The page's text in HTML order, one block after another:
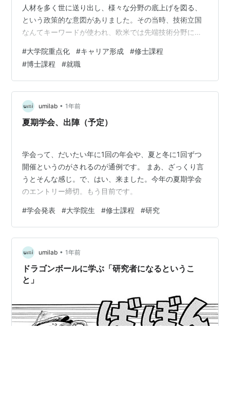
人材を多く世に送り出し、様々な分野の底上げを図る、
という政策的な意図がありました。その当時、技術立国
なんてキーワードが使われ、欧米では先端技術分野にお
憶しています。そこだけ聞くと、まあ、そうかな、と思
いますね。 ただそれは、この取り組みを進める側の意図
であって、それを受けとめる世の中側の意図とは必ずし
も一致していなかったのではないか、と思います。 当時
はバブル崩壊の影響で求人が減り、第２次ベビーブーム
の団塊Jr世代が大学進学の年齢に差し掛か…
#大学院重点化 #キャリア形成 #修士課程
#博士課程 #就職
umilab • 1年前
夏期学会、出陣（予定）
学会って、だいたい年に1回の年会や、夏と冬に1回ずつ
開催というのがされるのが通例です。 まあ、ざっくり言
うとそんな感じ。で、はい、来ました。今年の夏期学会
のエントリー締切。もう目前です。
#学会発表 #大学院生 #修士課程 #研究
umilab • 1年前
ドラゴンボールに学ぶ「研究者になるというこ
と」